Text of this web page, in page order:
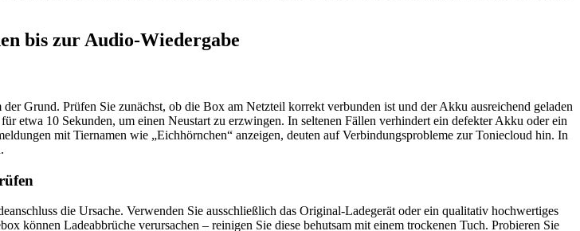
bis zur Audio-Wiedergabe
Grund. Prüfen Sie zunächst, ob die Box am Netzteil korrekt verbunden ist und der Akku ausreichend geladen
etwa 10 Sekunden, um einen Neustart zu erzwingen. In seltenen Fällen verhindert ein defekter Akku oder ein
mit Tiernamen wie „Eichhörnchen“ anzeigen, deuten auf Verbindungsprobleme zur Toniecloud hin. In
die Ursache. Verwenden Sie ausschließlich das Original-Ladegerät oder ein qualitativ hochwertiges
können Ladeabbrüche verursachen – reinigen Sie diese behutsam mit einem trockenen Tuch. Probieren Sie